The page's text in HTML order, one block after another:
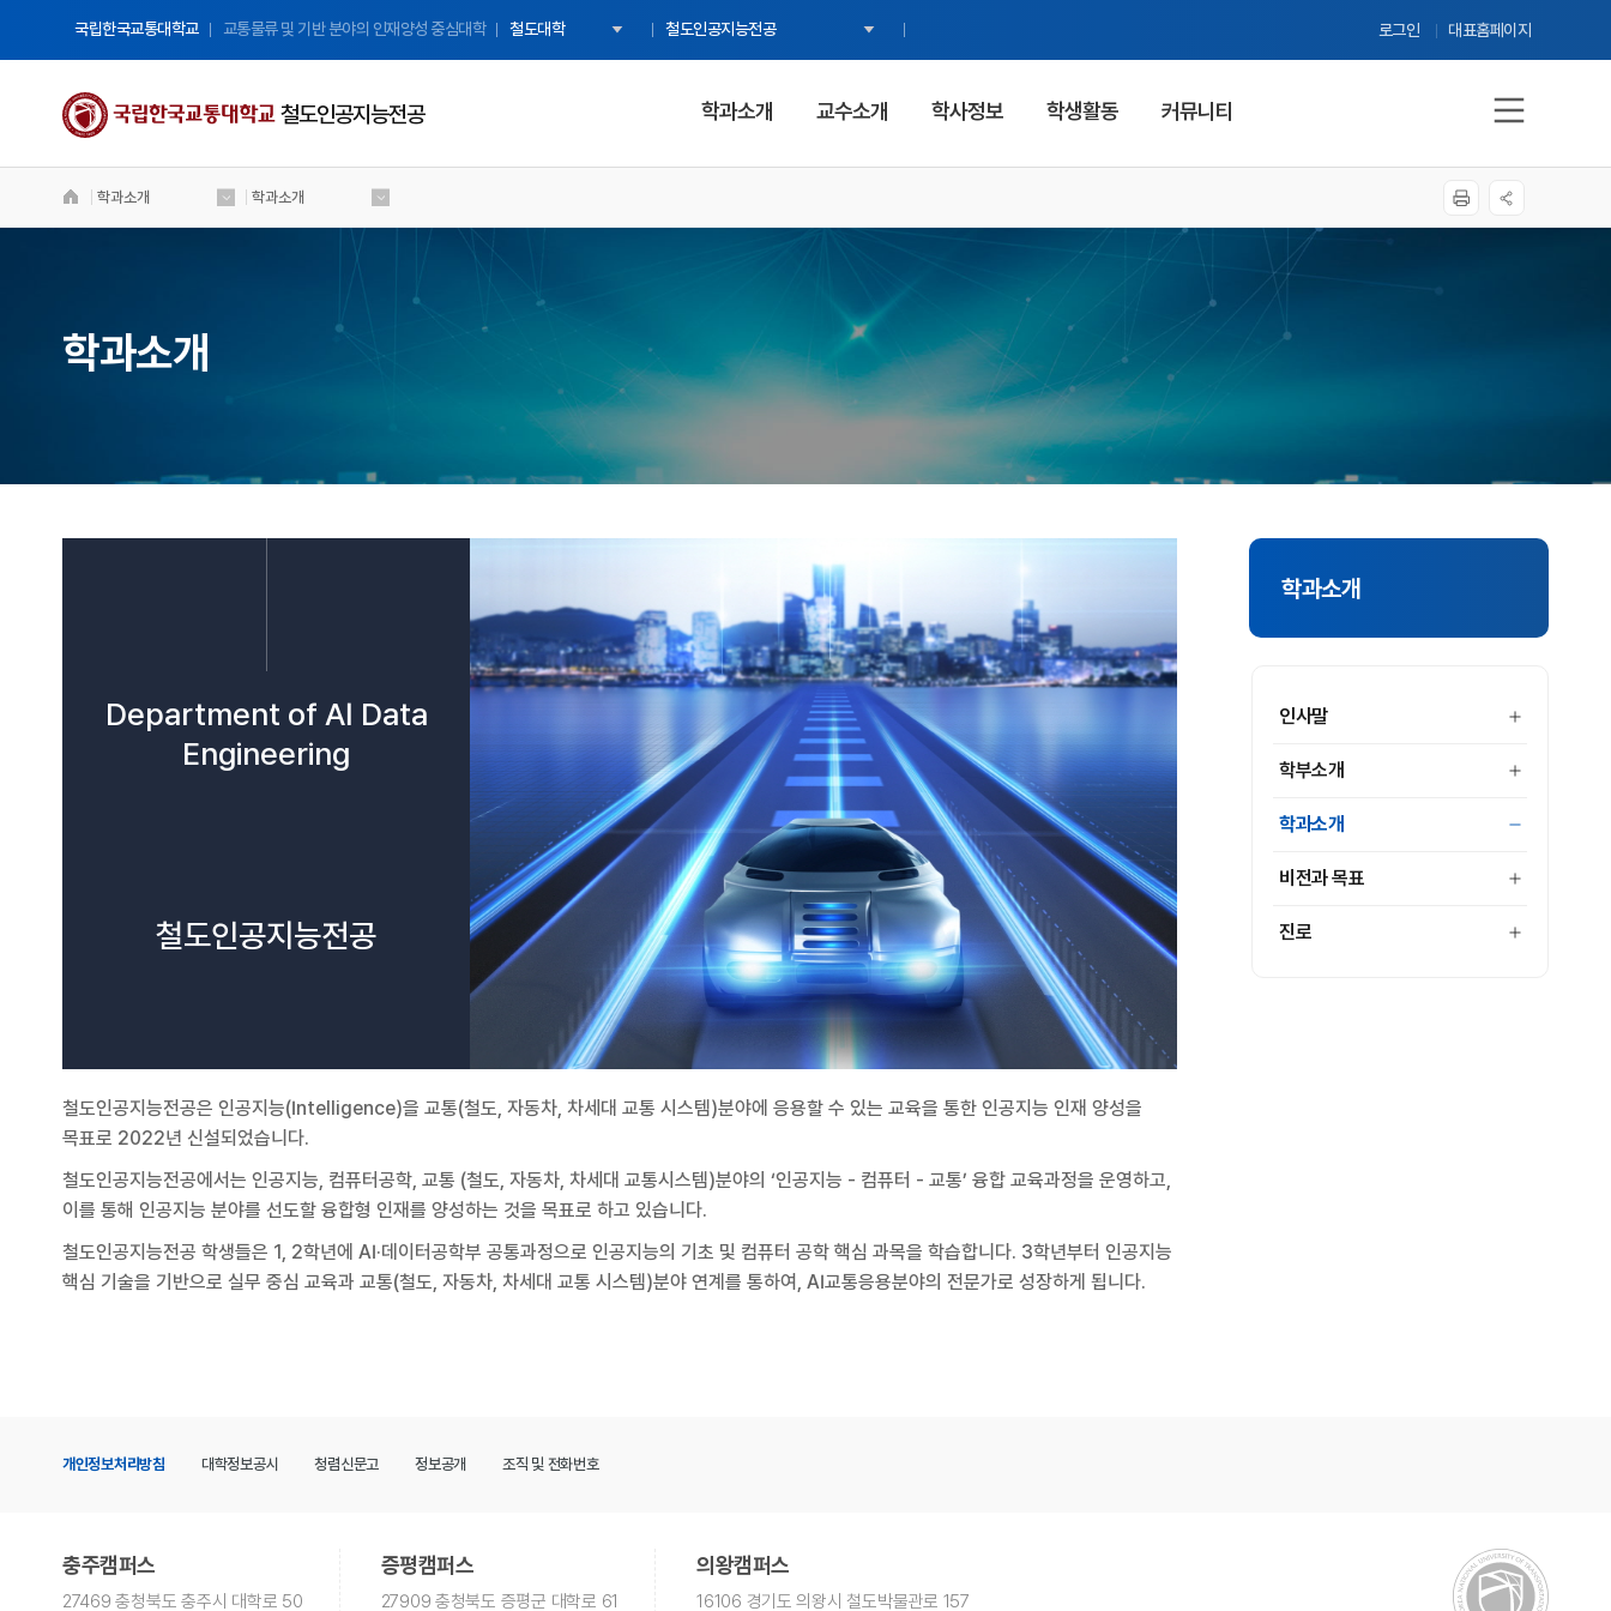
국립한국교통대학교 교통물류 및 기반 분야의 인재양성 중심대학 철도대학 철도인공지능전공 로그인 대표홈페이지
철도인공지능전공
국립 한국교통대학교
철도인공지능전공
학과소개 교수소개 학사정보 학생활동 커뮤니티
학과소개 학과소개
학과소개
학과소개
인사말
학부소개
학과소개
비전과 목표
진로
Department of AI Data
Engineering
철도인공지능전공
철도인공지능전공은 인공지능(Intelligence)을 교통(철도, 자동차, 차세대 교통 시스템)분야에 응용할 수 있는 교육을 통한 인공지능 인재 양성을
목표로 2022년 신설되었습니다.
철도인공지능전공에서는 인공지능, 컴퓨터공학, 교통 (철도, 자동차, 차세대 교통시스템)분야의 ‘인공지능 - 컴퓨터 - 교통’ 융합 교육과정을 운영하고,
이를 통해 인공지능 분야를 선도할 융합형 인재를 양성하는 것을 목표로 하고 있습니다.
철도인공지능전공 학생들은 1, 2학년에 AI·데이터공학부 공통과정으로 인공지능의 기초 및 컴퓨터 공학 핵심 과목을 학습합니다. 3학년부터 인공지능
핵심 기술을 기반으로 실무 중심 교육과 교통(철도, 자동차, 차세대 교통 시스템)분야 연계를 통하여, AI교통응용분야의 전문가로 성장하게 됩니다.
개인정보처리방침 대학정보공시 청렴신문고 정보공개 조직 및 전화번호
충주캠퍼스
27469 충청북도 충주시 대학로 50
증평캠퍼스
27909 충청북도 증평군 대학로 61
의왕캠퍼스
16106 경기도 의왕시 철도박물관로 157